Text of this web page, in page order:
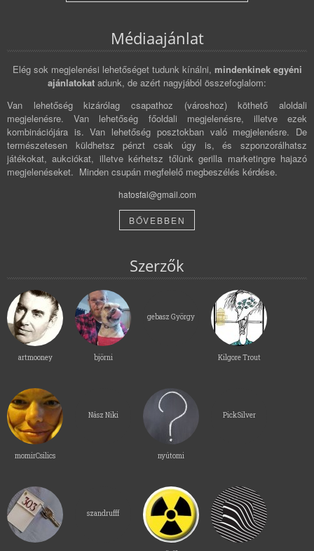
Médiaajánlat
Elég sok megjelenési lehetőséget tudunk kínálni, mindenkinek egyéni
ajánlatokat adunk, de azért nagyjából összefoglalom:
Van lehetőség kizárólag csapathoz (városhoz) köthető aloldali
megjelenésre. Van lehetőség főoldali megjelenésre, illetve ezek
kombinációjára is. Van lehetőség posztokban való megjelenésre. De
természetesen küldhetsz pénzt csak úgy is, és szponzorálhatsz
játékokat, aukciókat, illetve kérhetsz tőlünk gerilla marketingre hajazó
megjelenéseket. Minden csupán megfelelő megbeszélés kérdése.
hatosfal@gmail.com
BŐVEBBEN
Szerzők
artmooney björni
gebasz György
Kilgore Trout
momirCsilics
Nász Niki
nyútomi
PickSilver
szandrufff